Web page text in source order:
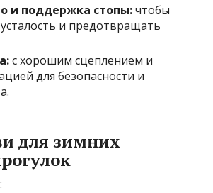
и поддержка стопы:чтобы
и предотвращать
с хорошим сцеплением и
для безопасности и
для зимних